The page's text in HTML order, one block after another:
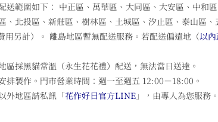
範圍如下： 中正區、萬華區、大同區、大安區、中和
北投區、新莊區、樹林區、土城區、汐止區、泰山區
另計）。 離島地區暫無配送服務。若配送偏遠地（以
採黑貓常溫（永生花花禮）配送，無法當日送達。
製作。門市營業時間：週一至週五 12:00－18:00。
外地區請私訊「花作好日官方LINE 」，由專人為您服務。